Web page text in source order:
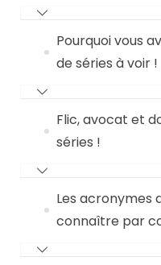
Pourquoi vous
de séries à voir !
Flic, avocat et
séries !
Les acronymes
connaître par